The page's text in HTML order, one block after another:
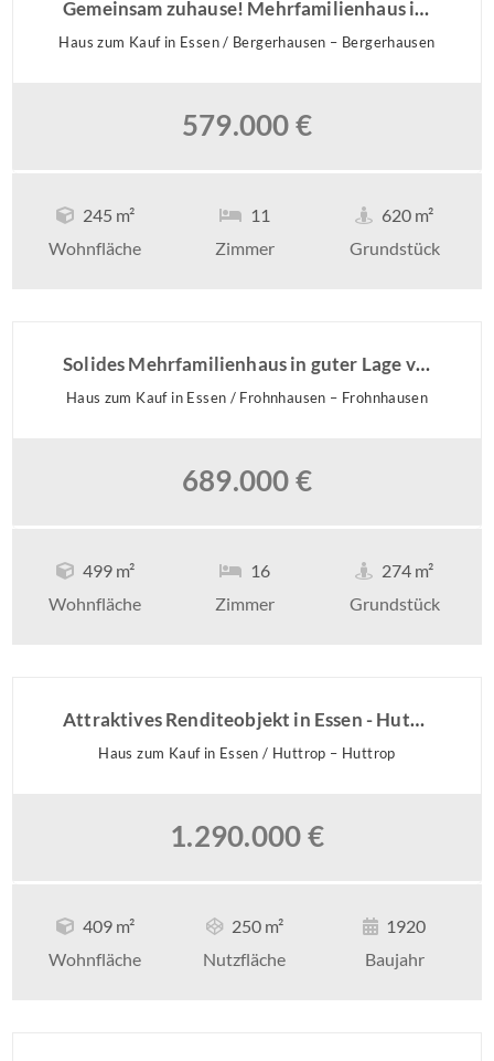
Gemeinsam zuhause! Mehrfamilienhaus in guter Lage von Bergerhausen
Haus zum Kauf in Essen / Bergerhausen – Bergerhausen
579.000 €
245 m²
Wohnfläche
11
Zimmer
620 m²
Grundstück
Solides Mehrfamilienhaus in guter Lage von Frohnhausen!
Haus zum Kauf in Essen / Frohnhausen – Frohnhausen
689.000 €
499 m²
Wohnfläche
16
Zimmer
274 m²
Grundstück
Attraktives Renditeobjekt in Essen - Huttrop!
Haus zum Kauf in Essen / Huttrop – Huttrop
1.290.000 €
409 m²
Wohnfläche
250 m²
Nutzfläche
1920
Baujahr